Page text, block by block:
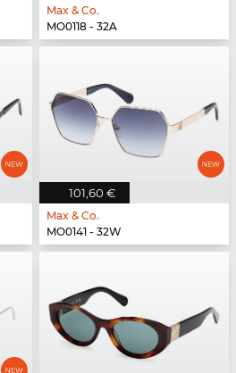
Max & Co.
MO0118 - 32A
101,60 €
Max & Co.
MO0141 - 32W